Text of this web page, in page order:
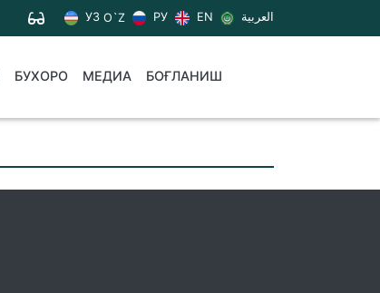
УЗ O`Z РУ EN العربية
БУХОРО МЕДИА БОҒЛАНИШ